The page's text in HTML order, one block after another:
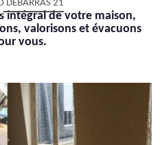
DÉBARRAS 21
intégral de votre maison,
valorisons et évacuons
vous.